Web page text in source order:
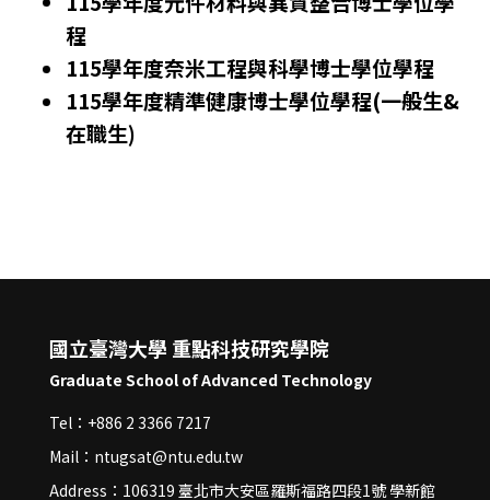
程
115學年度奈米工程與科學博士學位學程
115學年度精準健康博士學位學程(一般生&
在職生)
國立臺灣大學 重點科技研究學院
Graduate School of Advanced Technology
Tel：+886 2 3366 7217
Mail：ntugsat@ntu.edu.tw
Address：106319 臺北市大安區羅斯福路四段1號 學新館